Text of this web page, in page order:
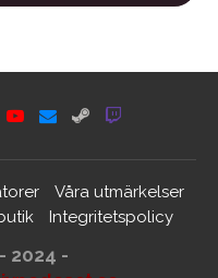
Våra utmärkelser
Integritetspolicy
2024 -